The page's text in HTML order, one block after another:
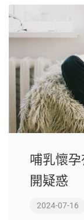
哺乳懷
開疑惑
2024-07-16